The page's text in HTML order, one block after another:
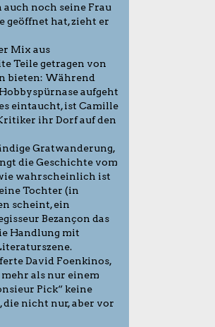
noch seine Frau
geöffnet hat, zieht er
Mix aus
Teile getragen von
bieten: Während
aufgeht
eintaucht, ist Camille
ihr Dorf auf den
Gratwanderung,
die Geschichte vom
wahrscheinlich ist
Tochter (in
scheint, ein
Bezançon das
Handlung mit
David Foenkinos,
als nur einem
Pick“ keine
nicht nur, aber vor